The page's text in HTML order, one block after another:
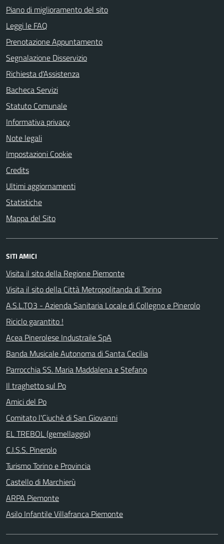
Piano di miglioramento del sito
Leggi le FAQ
Prenotazione Appuntamento
Segnalazione Disservizio
Richiesta d'Assistenza
Bacheca Servizi
Statuto Comunale
Informativa privacy
Note legali
Impostazioni Cookie
Credits
Ultimi aggiornamenti
Statistiche
Mappa del Sito
SITI AMICI
Visita il sito della Regione Piemonte
Visita il sito della Città Metropolitanda di Torino
A.S.L.TO3 - Azienda Sanitaria Locale di Collegno e Pinerolo
Riciclo garantito !
Acea Pinerolese Industraile SpA
Banda Musicale Autonoma di Santa Cecilia
Parrocchia SS. Maria Maddalena e Stefano
Il traghetto sul Po
Amici del Po
Comitato l'Ciuchè di San Giovanni
EL TREBOL (gemellaggio)
C.I.S.S. Pinerolo
Turismo Torino e Provincia
Castello di Marchierù
ARPA Piemonte
Asilo Infantile Villafranca Piemonte